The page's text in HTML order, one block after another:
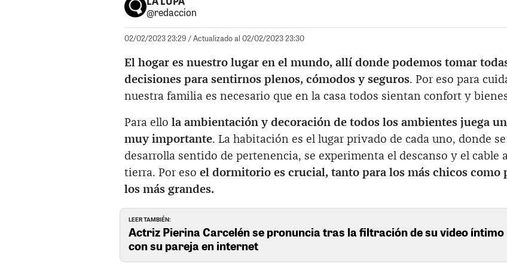
@redaccion
02/02/2023 23:29 / Actualizado al 02/02/2023 23:30
El hogar es nuestro lugar en el mundo, allí donde podemos tomar
decisiones para sentirnos plenos, cómodos y seguros. Por eso para
nuestra familia es necesario que en la casa todos sientan confort y
Para ello la ambientación y decoración de todos los ambientes juega
muy importante. La habitación es el lugar privado de cada uno, donde se
desarrolla sentido de pertenencia, se experimenta el descanso y el cable a
tierra. Por eso el dormitorio es crucial, tanto para los más chicos como
los más grandes.
LEER TAMBIÉN:
Actriz Pierina Carcelén se pronuncia tras la filtración de su video íntimo
con su pareja en internet